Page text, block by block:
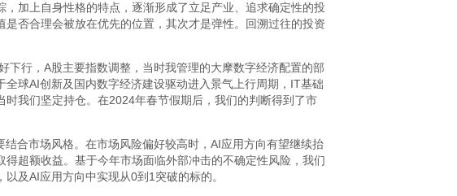
加上自身性格的特点，逐渐形成了立足产业、追求确定性的投
否合理会被放在优先的位置，其次才是弹性。回溯过往的投资
行，A股主要指数调整，当时我管理的大摩数字经济配置的部
球AI创新及国内数字经济建设驱动进入景气上行周期，IT基础
我们坚定持仓。在2024年春节假期后，我们的判断得到了市
合市场风格。在市场风险偏好较高时，AI应用方向有望继续抬
超额收益。基于今年市场面临外部冲击的不确定性风险，我们
及AI应用方向中实现从0到1突破的标的。